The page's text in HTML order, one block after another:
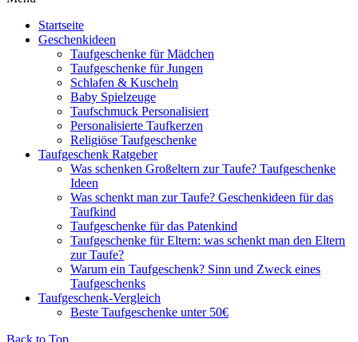
Startseite
Geschenkideen
Taufgeschenke für Mädchen
Taufgeschenke für Jungen
Schlafen & Kuscheln
Baby Spielzeuge
Taufschmuck Personalisiert
Personalisierte Taufkerzen
Religiöse Taufgeschenke
Taufgeschenk Ratgeber
Was schenken Großeltern zur Taufe? Taufgeschenke
Ideen
Was schenkt man zur Taufe? Geschenkideen für das
Taufkind
Taufgeschenke für das Patenkind
Taufgeschenke für Eltern: was schenkt man den Eltern
zur Taufe?
Warum ein Taufgeschenk? Sinn und Zweck eines
Taufgeschenks
Taufgeschenk-Vergleich
Beste Taufgeschenke unter 50€